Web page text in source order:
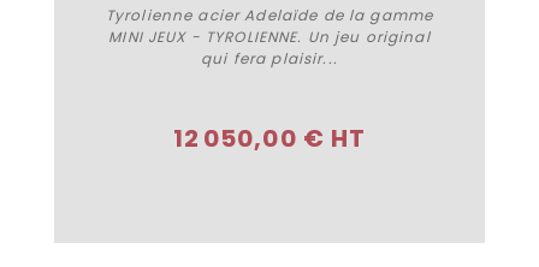
Tyrolienne acier Adelaïde de la gamme
MINI JEUX - TYROLIENNE. Un jeu original
qui fera plaisir...
12 050,00 € HT